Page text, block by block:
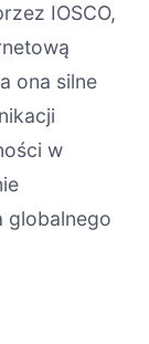
IOSCO,
ona silne
w
globalnego